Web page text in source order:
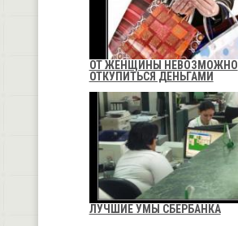
ОТ ЖЕНЩИНЫ НЕВОЗМОЖНО
ОТКУПИТЬСЯ ДЕНЬГАМИ
ЛУЧШИЕ УМЫ СБЕРБАНКА